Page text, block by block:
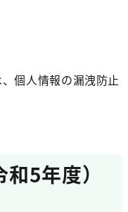
個人情報の漏洩防止
5年度）